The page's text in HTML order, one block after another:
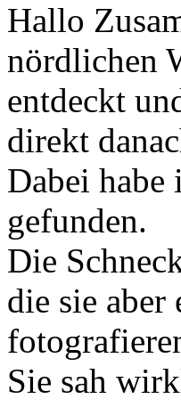
Hallo
nördlichen
entdeckt
direkt
Dabei habe
gefunden.
Die
die sie aber
Sie sah